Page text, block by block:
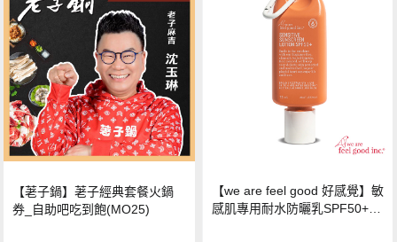
【荖子鍋】荖子經典套餐火鍋
券_自助吧吃到飽(MO25)
【we are feel good 好感覺】敏
感肌專用耐水防曬乳SPF50+ 7